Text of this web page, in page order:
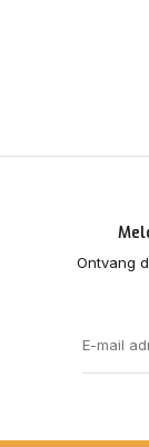
Ontvang